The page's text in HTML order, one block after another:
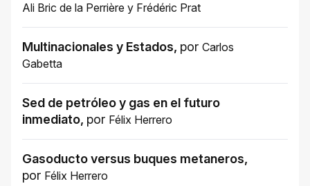
Ali Bric de la Perrière y Frédéric Prat
Multinacionales y Estados, por Carlos
Gabetta
Sed de petróleo y gas en el futuro
inmediato, por Félix Herrero
Gasoducto versus buques metaneros,
por Félix Herrero